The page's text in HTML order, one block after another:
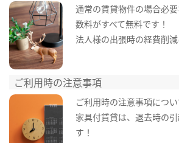
通常の賃貸物件の場合必
数料がすべて無料です！
法人様の出張時の経費削減
ご利用時の注意事項
ご利用時の注意事項につい
家具付賃貸は、退去時の
す！